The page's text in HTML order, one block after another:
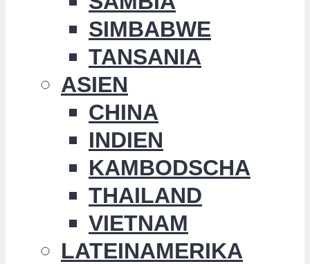
SIMBABWE
TANSANIA
ASIEN
CHINA
INDIEN
KAMBODSCHA
THAILAND
VIETNAM
LATEINAMERIKA